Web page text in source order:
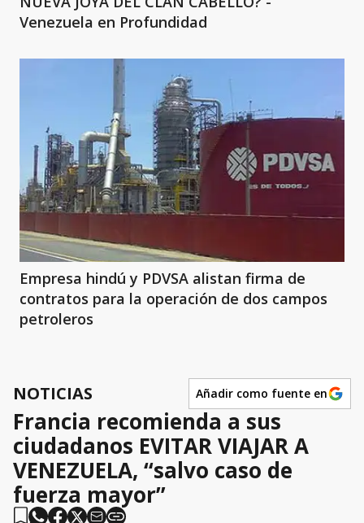
Venezuela en Profundidad
Empresa hindú y PDVSA alistan firma de
contratos para la operación de dos campos
petroleros
NOTICIAS Añadir como fuente en
Francia recomienda a sus
ciudadanos EVITAR VIAJAR A
VENEZUELA, “salvo caso de
fuerza mayor”